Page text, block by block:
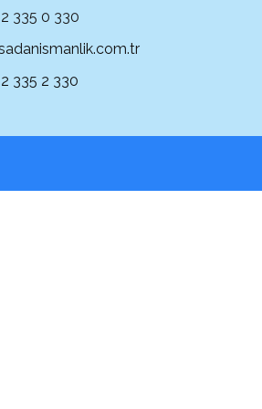
335 0 330
335 2 330